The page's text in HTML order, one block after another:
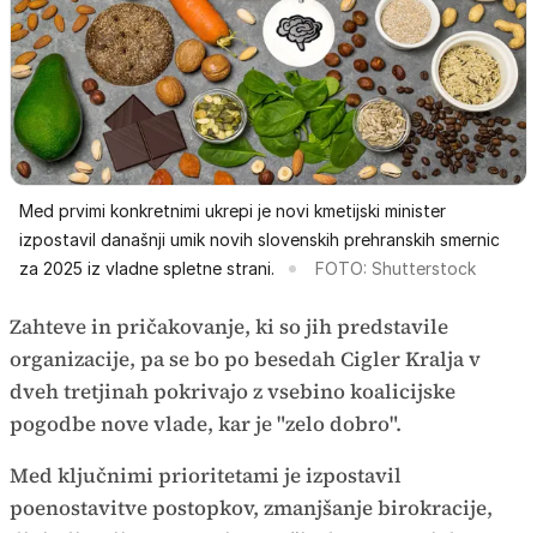
Med prvimi konkretnimi ukrepi je novi kmetijski minister
izpostavil današnji umik novih slovenskih prehranskih smernic
za 2025 iz vladne spletne strani.
FOTO: Shutterstock
Zahteve in pričakovanje, ki so jih predstavile
organizacije, pa se bo po besedah Cigler Kralja v
dveh tretjinah pokrivajo z vsebino koalicijske
pogodbe nove vlade, kar je "zelo dobro".
Med ključnimi prioritetami je izpostavil
poenostavitve postopkov, zmanjšanje birokracije,